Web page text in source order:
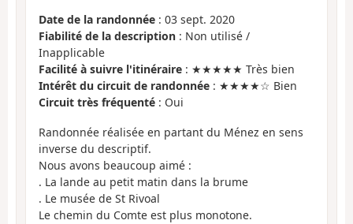
Date de la randonnée : 03 sept. 2020
Fiabilité de la description : Non utilisé /
Inapplicable
Facilité à suivre l'itinéraire : ★★★★★ Très bien
Intérêt du circuit de randonnée : ★★★★☆ Bien
Circuit très fréquenté : Oui
Randonnée réalisée en partant du Ménez en sens
inverse du descriptif.
Nous avons beaucoup aimé :
. La lande au petit matin dans la brume
. Le musée de St Rivoal
Le chemin du Comte est plus monotone.